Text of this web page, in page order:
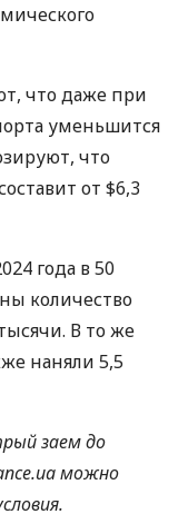
что даже при
уменьшится
что
от $6,3
года в 50
количество
В то же
наняли 5,5
заем до
можно